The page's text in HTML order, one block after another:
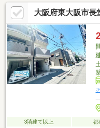
ご覧頂けます♪物件探しから
可能！◆会社の特徴◆ハウスフ
場企業】です！不動産購入や
ーダムにお任せ下さい♪（ご
おります）
大阪府東大阪市長
3階建て以上 都